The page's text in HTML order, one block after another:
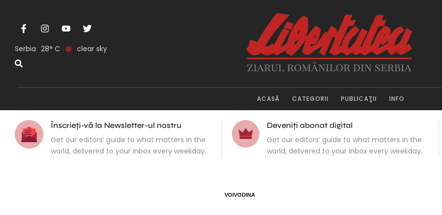
Serbia 28 clear sky
ACASĂ CATEGORII PUBLICAŢII INFO
Înscrieți-vă la Newsletter-ul nostru
Get our editors’ guide to what matters in the
world, delivered to your inbox every weekday.
Deveniți abonat digital
Get our editors’ guide to what matters in the
world, delivered to your inbox every weekday.
VOIVODINA